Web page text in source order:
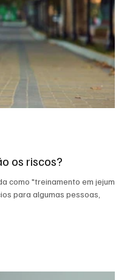
os riscos?
como "treinamento em jejum